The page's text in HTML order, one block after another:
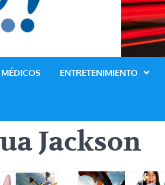
Revista
ENTRETENIMIENTO
Jackson